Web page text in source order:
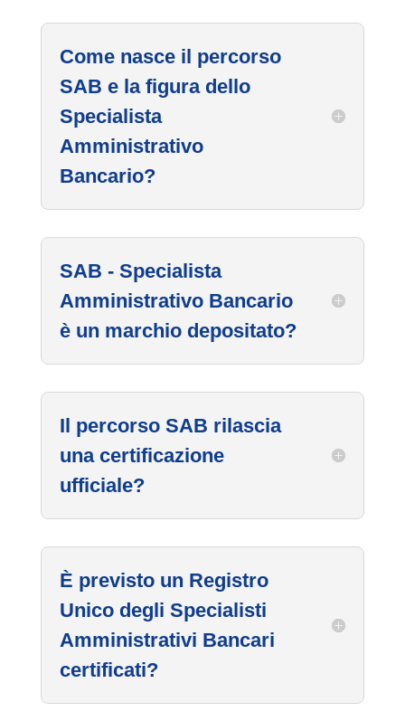
Come nasce il percorso
SAB e la figura dello
Specialista
Amministrativo
Bancario?
SAB - Specialista
Amministrativo Bancario
è un marchio depositato?
Il percorso SAB rilascia
una certificazione
ufficiale?
È previsto un Registro
Unico degli Specialisti
Amministrativi Bancari
certificati?